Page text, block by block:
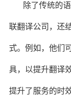
除了传统的
联翻译公司，还
式。例如，他们
具，以提升翻译
提升了服务的时